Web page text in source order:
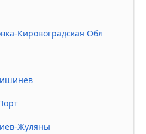
Кировоградская Обл
Жуляны